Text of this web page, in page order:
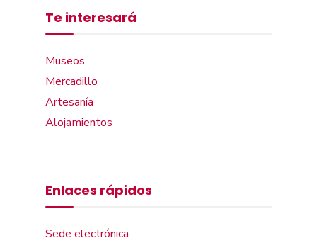
Te interesará
Museos
Mercadillo
Artesanía
Alojamientos
Enlaces rápidos
Sede electrónica